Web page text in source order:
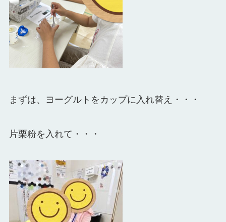
まずは、ヨーグルトをカップに入れ替え・・・
片栗粉を入れて・・・